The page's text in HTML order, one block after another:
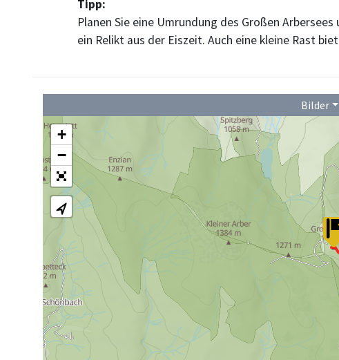
Tipp:
Planen Sie eine Umrundung des Großen
ein Relikt aus der Eiszeit. Auch eine kleine Rast
Bilder
+
−